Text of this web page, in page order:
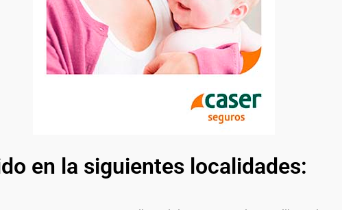
en la siguientes localidades: